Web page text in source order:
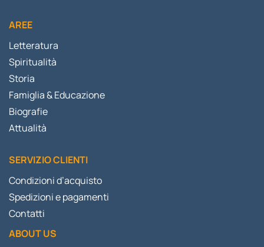
AREE
Letteratura
Spiritualità
Storia
Famiglia & Educazione
Biografie
Attualità
SERVIZIO CLIENTI
Condizioni d’acquisto
Spedizioni e pagamenti
Contatti
ABOUT US